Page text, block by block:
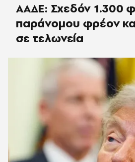
ΑΑΔΕ: Σχεδόν 1.300
παράνομου φρέον
σε τελωνεία